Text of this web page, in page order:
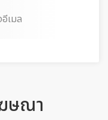
เมล
ษณา